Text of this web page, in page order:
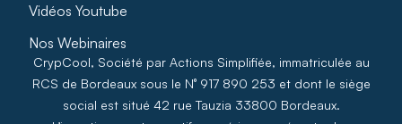
Vidéos Youtube
Nos Webinaires
CrypCool, Société par Actions Simplifiée, immatriculée au
RCS de Bordeaux sous le N° 917 890 253 et dont le siège
social est situé 42 rue Tauzia 33800 Bordeaux.